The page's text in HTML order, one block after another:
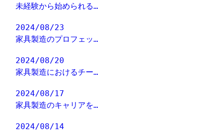
未経験から始められる…
2024/08/23
家具製造のプロフェッ…
2024/08/20
家具製造におけるチー…
2024/08/17
家具製造のキャリアを…
2024/08/14